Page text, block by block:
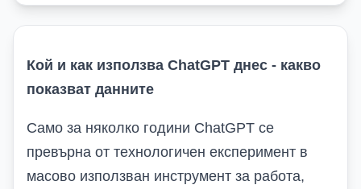
Кой и как използва ChatGPT днес - какво
показват данните
Само за няколко години ChatGPT се
превърна от технологичен експеримент в
масово използван инструмент за работа,